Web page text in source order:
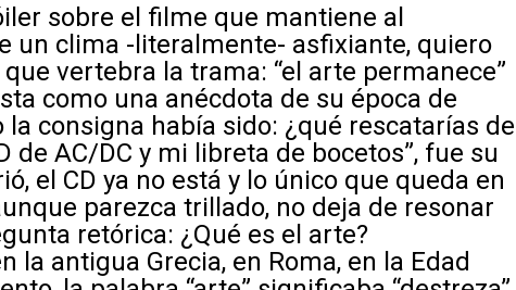
sobre el filme que mantiene al
un clima -literalmente- asfixiante, quiero
vertebra la trama: “el arte permanece”
como una anécdota de su época de
consigna había sido: ¿qué rescatarías de
de AC/DC y mi libreta de bocetos”, fue su
el CD ya no está y lo único que queda en
parezca trillado, no deja de resonar
retórica: ¿Qué es el arte?
la antigua Grecia, en Roma, en la Edad